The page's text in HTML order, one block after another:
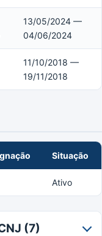
13/05/2024 —
04/06/2024
11/10/2018 —
19/11/2018
Situação
Ativo
(7)